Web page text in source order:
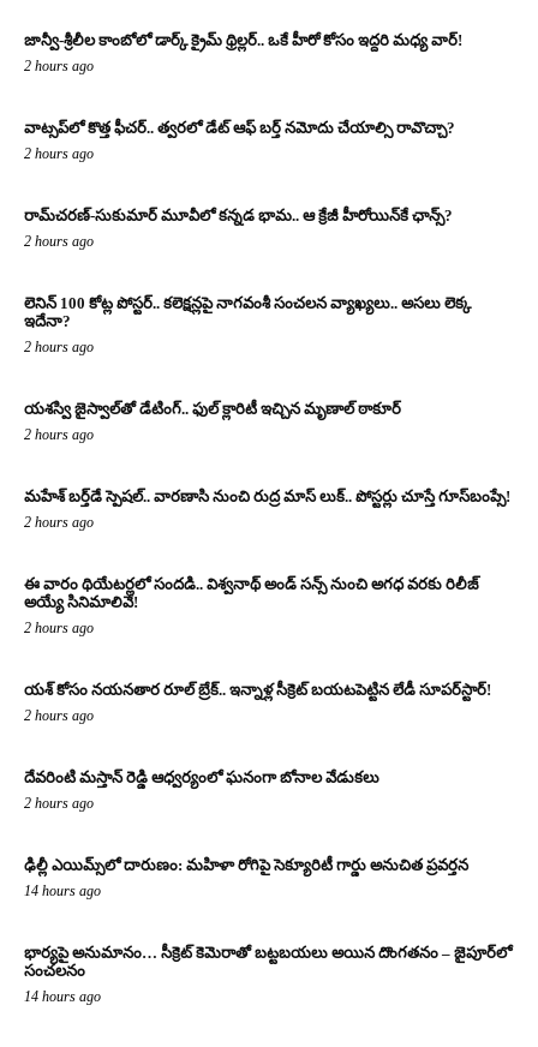
జాన్వీ-శ్రీలీల కాంబోలో డార్క్ క్రైమ్ థ్రిల్లర్.. ఒకే హీరో కోసం ఇద్దరి మధ్య వార్!
2 hours ago
వాట్సప్‌లో కొత్త ఫీచర్.. త్వరలో డేట్ ఆఫ్ బర్త్ నమోదు చేయాల్సి రావొచ్చా?
2 hours ago
రామ్‌చరణ్‌-సుకుమార్‌ మూవీలో కన్నడ భామ.. ఆ క్రేజీ హీరోయిన్‌కే ఛాన్స్?
2 hours ago
లెనిన్ 100 కోట్ల పోస్టర్‌.. కలెక్షన్లపై నాగవంశీ సంచలన వ్యాఖ్యలు.. అసలు లెక్క
ఇదేనా?
2 hours ago
యశస్వి జైస్వాల్‌తో డేటింగ్.. ఫుల్ క్లారిటీ ఇచ్చిన మృణాల్ ఠాకూర్‌
2 hours ago
మహేశ్ బర్త్‌డే స్పెషల్.. వారణాసి నుంచి రుద్ర మాస్ లుక్.. పోస్టర్లు చూస్తే గూస్‌బంప్సే!
2 hours ago
ఈ వారం థియేటర్లలో సందడి.. విశ్వనాథ్ అండ్ సన్స్ నుంచి అగధ వరకు రిలీజ్
అయ్యే సినిమాలివే!
2 hours ago
యశ్ కోసం నయనతార రూల్ బ్రేక్.. ఇన్నాళ్ల సీక్రెట్ బయటపెట్టిన లేడీ సూపర్‌స్టార్!
2 hours ago
దేవరింటి మస్తాన్ రెడ్డి ఆధ్వర్యంలో ఘనంగా బోనాల వేడుకలు
2 hours ago
ఢిల్లీ ఎయిమ్స్‌లో దారుణం: మహిళా రోగిపై సెక్యూరిటీ గార్డు అనుచిత ప్రవర్తన
14 hours ago
భార్యపై అనుమానం… సీక్రెట్ కెమెరాతో బట్టబయలు అయిన దొంగతనం – జైపూర్‌లో
సంచలనం
14 hours ago